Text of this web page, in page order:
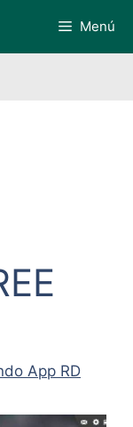
Menú
App RD